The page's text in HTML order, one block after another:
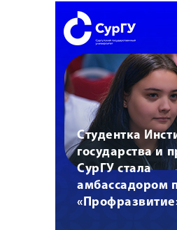
Студентка
государства и
СурГУ стала
амбассадором